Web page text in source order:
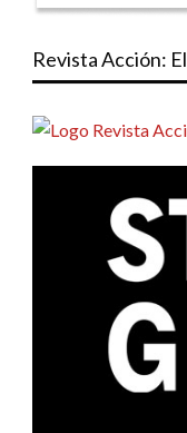
Revista Acción: